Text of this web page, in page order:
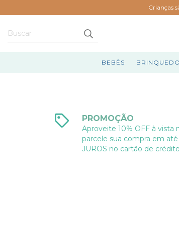
Crianças
BEBÊS
PROMOÇÃO
Aproveite 10% OFF à vista
parcele sua compra em até
JUROS no cartão de